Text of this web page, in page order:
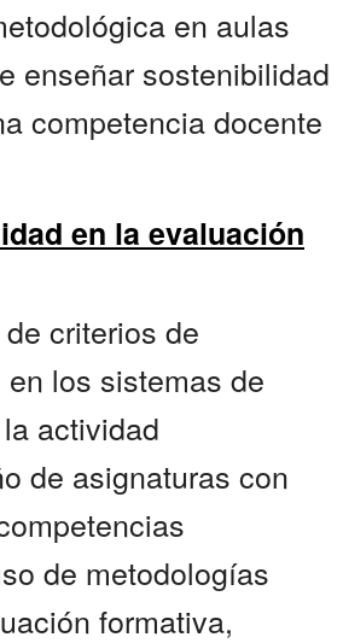
en aulas
enseñar sostenibilidad
competencia docente
en la evaluación
criterios de
los sistemas de
actividad
de asignaturas con
de metodologías
formativa,